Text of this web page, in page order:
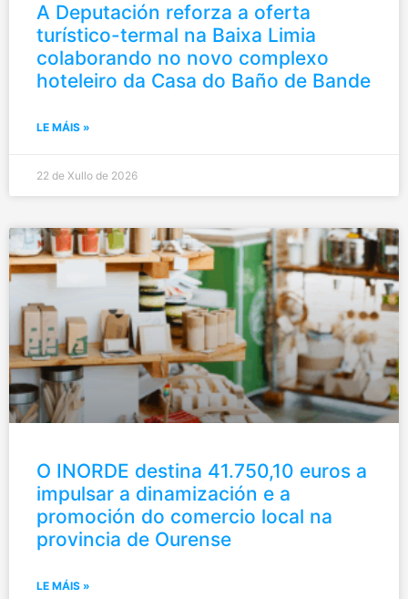
A Deputación reforza a oferta
turístico-termal na Baixa Limia
colaborando no novo complexo
hoteleiro da Casa do Baño de Bande
LE MÁIS »
22 de Xullo de 2026
O INORDE destina 41.750,10 euros a
impulsar a dinamización e a
promoción do comercio local na
provincia de Ourense
LE MÁIS »